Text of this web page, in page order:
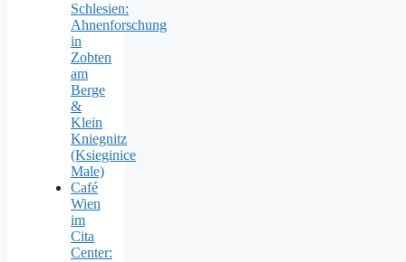
Schlesien:
Ahnenforschung
in
Zobten
am
Berge
&
Klein
Kniegnitz
(Ksieginice
Male)
Café
Wien
im
Cita
Center: